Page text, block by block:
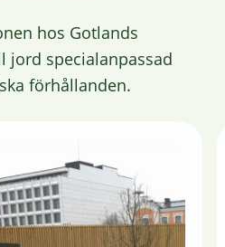
hos Gotlands
jord specialanpassad
förhållanden.